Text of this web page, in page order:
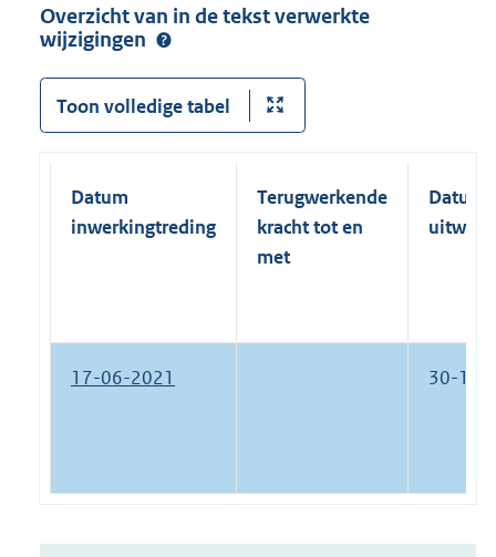
Overzicht van in de tekst verwerkte
wijzigingen
Toon volledige tabel
Datum
inwerkingtreding
Terugwerkende
kracht tot en
met
Datum
17-06-2021 30-11-